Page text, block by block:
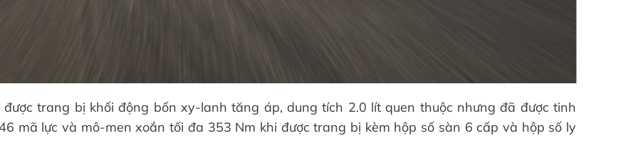
trang bị khối động bốn xy-lanh tăng áp, dung tích 2.0 lít quen thuộc nhưng đã được tinh
mã lực và mô-men xoắn tối đa 353 Nm khi được trang bị kèm hộp số sàn 6 cấp và hộp số ly